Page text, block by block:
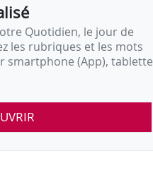
Quotidien, le jour de
les rubriques et les mots
smartphone (App), tablette